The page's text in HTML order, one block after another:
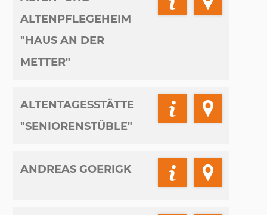
ALTENPFLEGEHEIM
"HAUS AN DER
METTER"
ALTENTAGESSTÄTTE
"SENIORENSTÜBLE"
ANDREAS GOERIGK